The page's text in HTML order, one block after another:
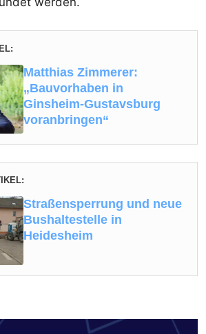
Matthias Zimmerer:
„Bauvorhaben in
Ginsheim-Gustavsburg
voranbringen“
Straßensperrung und neue
Bushaltestelle in
Heidesheim